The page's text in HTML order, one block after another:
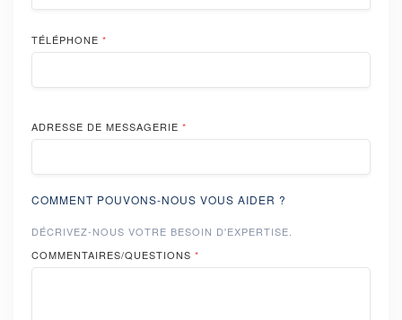
TÉLÉPHONE *
ADRESSE DE MESSAGERIE *
COMMENT POUVONS-NOUS VOUS AIDER ?
DÉCRIVEZ-NOUS VOTRE BESOIN D'EXPERTISE.
COMMENTAIRES/QUESTIONS *